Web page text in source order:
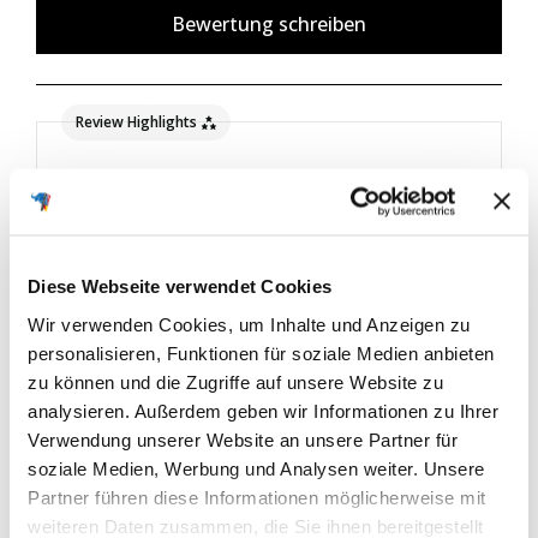
Diese Webseite verwendet Cookies
Wir verwenden Cookies, um Inhalte und Anzeigen zu
personalisieren, Funktionen für soziale Medien anbieten
zu können und die Zugriffe auf unsere Website zu
analysieren. Außerdem geben wir Informationen zu Ihrer
Verwendung unserer Website an unsere Partner für
soziale Medien, Werbung und Analysen weiter. Unsere
Partner führen diese Informationen möglicherweise mit
weiteren Daten zusammen, die Sie ihnen bereitgestellt
Bewertung schreiben
Review Highlights
Produktbewertungen Fragen
TA